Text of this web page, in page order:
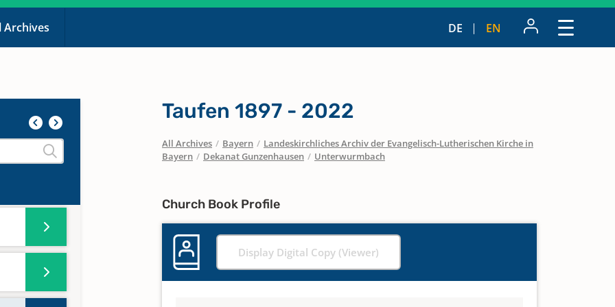
Archives DE EN
-
-
Taufen 1897 - 2022
All Archives / Bayern / Landeskirchliches Archiv der Evangelisch-Lutherischen Kirche in
Bayern / Dekanat Gunzenhausen / Unterwurmbach
Church Book Profile
Display Digital Copy (Viewer)